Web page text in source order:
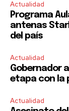
Actualidad
Programa
antenas
del país
Actualidad
Gobernador
etapa con la
Actualidad